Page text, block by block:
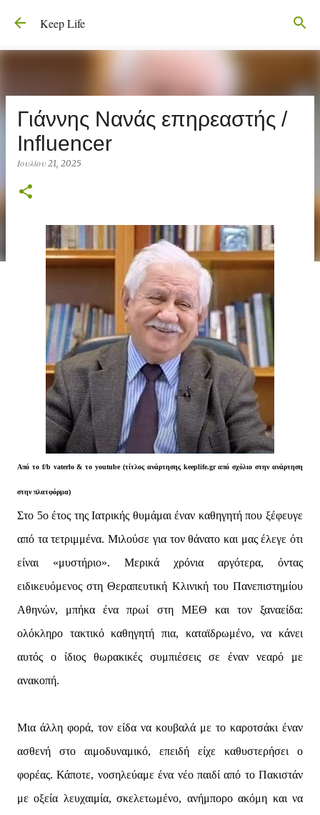
Μετάβαση στο κύριο περιεχόμενο
Keep Life
Γιάννης Νανάς επηρεαστής /
Influencer
Ιουλίου 21, 2025
Από το f/b vaterlo & το youtube (τίτλος ανάρτησης keeplife.gr από σχόλιο στην ανάρτηση
στην πλατφόρμα)
Στο 5ο έτος της Ιατρικής θυμάμαι έναν καθηγητή που ξέφευγε
από τα τετριμμένα. Μιλούσε για τον θάνατο και μας έλεγε ότι
είναι «μυστήριο». Μερικά χρόνια αργότερα, όντας
ειδικευόμενος στη Θεραπευτική Κλινική του Πανεπιστημίου
Αθηνών, μπήκα ένα πρωί στη ΜΕΘ και τον ξαναείδα:
ολόκληρο τακτικό καθηγητή πια, καταϊδρωμένο, να κάνει
αυτός ο ίδιος θωρακικές συμπιέσεις σε έναν νεαρό με
ανακοπή.
Μια άλλη φορά, τον είδα να κουβαλά με το καροτσάκι έναν
ασθενή στο αιμοδυναμικό, επειδή είχε καθυστερήσει ο
φορέας. Κάποτε, νοσηλεύαμε ένα νέο παιδί από το Πακιστάν
με οξεία λευχαιμία, σκελετωμένο, ανήμπορο ακόμη και να